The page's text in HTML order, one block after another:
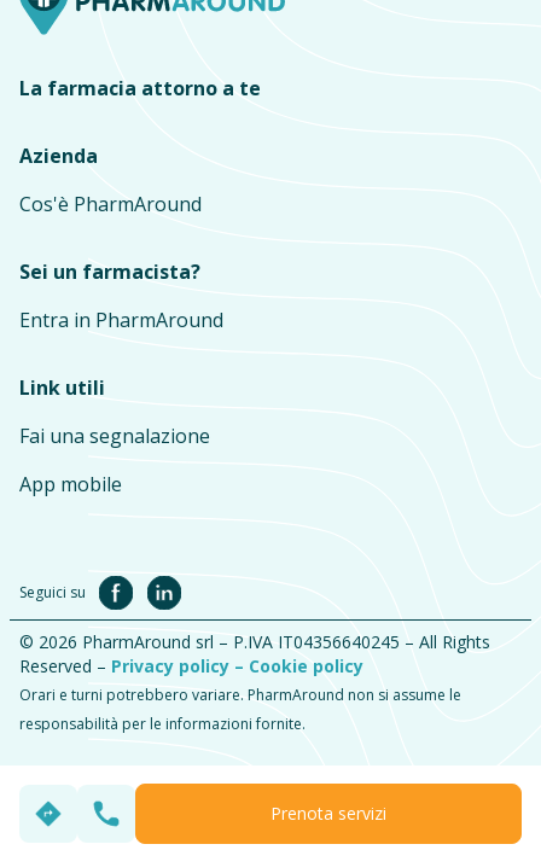
La farmacia attorno a te
Azienda
Cos'è PharmAround
Sei un farmacista?
Entra in PharmAround
Link utili
Fai una segnalazione
App mobile
Seguici su
© 2026 PharmAround srl – P.IVA IT04356640245 – All Rights
Reserved – Privacy policy – Cookie policy
Orari e turni potrebbero variare. PharmAround non si assume le
responsabilità per le informazioni fornite.
Prenota servizi